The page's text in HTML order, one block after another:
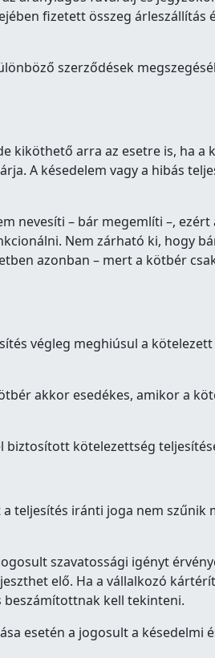
fizetett összeg árleszállítás
szerződések
kiköthető arra az esetre is, ha a
A késedelem vagy a hibás
nevesíti – bár megemlíti –,
Nem zárható ki, hogy
azonban – mert a kötbér
végleg meghiúsul a
akkor esedékes, amikor a
biztosított kötelezettség
iránti joga nem szűnik
szavatossági igényt
elő. Ha a vállalkozó
kell tekinteni.
esetén a jogosult a késedelmi